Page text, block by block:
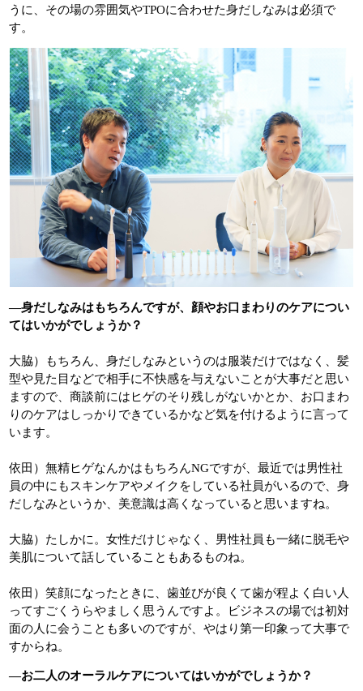
うに、その場の雰囲気やTPOに合わせた身だしなみは必須で
す。
―身だしなみはもちろんですが、顔やお口まわりのケアについ
てはいかがでしょうか？
大脇）もちろん、身だしなみというのは服装だけではなく、髪
型や見た目などで相手に不快感を与えないことが大事だと思い
ますので、商談前にはヒゲのそり残しがないかとか、お口まわ
りのケアはしっかりできているかなど気を付けるように言って
います。
依田）無精ヒゲなんかはもちろんNGですが、最近では男性社
員の中にもスキンケアやメイクをしている社員がいるので、身
だしなみというか、美意識は高くなっていると思いますね。
大脇）たしかに。女性だけじゃなく、男性社員も一緒に脱毛や
美肌について話していることもあるものね。
依田）笑顔になったときに、歯並びが良くて歯が程よく白い人
ってすごくうらやましく思うんですよ。ビジネスの場では初対
面の人に会うことも多いのですが、やはり第一印象って大事で
すからね。
―お二人のオーラルケアについてはいかがでしょうか？